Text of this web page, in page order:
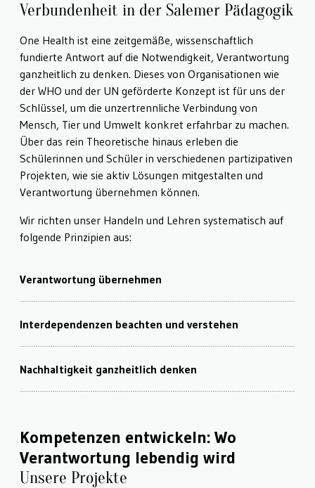
Verbundenheit in der Salemer Pädagogik
One Health ist eine zeitgemäße, wissenschaftlich
fundierte Antwort auf die Notwendigkeit, Verantwortung
ganzheitlich zu denken. Dieses von Organisationen wie
der WHO und der UN geförderte Konzept ist für uns der
Schlüssel, um die unzertrennliche Verbindung von
Mensch, Tier und Umwelt konkret erfahrbar zu machen.
Über das rein Theoretische hinaus erleben die
Schülerinnen und Schüler in verschiedenen partizipativen
Projekten, wie sie aktiv Lösungen mitgestalten und
Verantwortung übernehmen können.
Wir richten unser Handeln und Lehren systematisch auf
folgende Prinzipien aus:
Verantwortung übernehmen
Interdependenzen beachten und verstehen
Nachhaltigkeit ganzheitlich denken
Kompetenzen entwickeln: Wo
Verantwortung lebendig wird
Unsere Projekte